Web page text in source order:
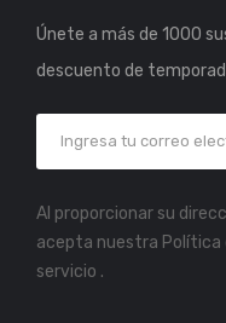
Únete a más de 1000
descuento de
Al proporcionar su
acepta nuestra Política
servicio .